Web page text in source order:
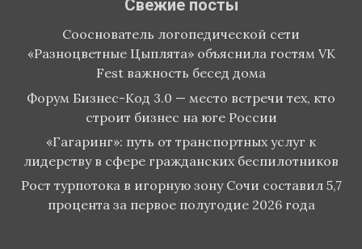
Свежие посты
Сооснователь логопедической сети
«Разноцветные Цыплята» объяснила гостям VK
Fest важность бесед дома
Форум Бизнес-Код 3.0 — место встречи тех, кто
строит бизнес на юге России
«Гагаринг»: путь от транспортных услуг к
лидерству в сфере гражданских беспилотников
Рост турпотока в игорную зону Сочи составил 5,7
процента за первое полугодие 2026 года